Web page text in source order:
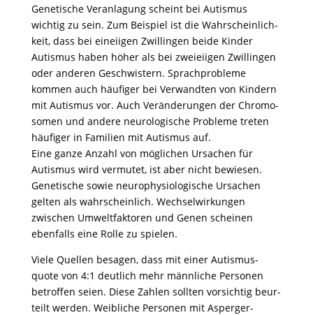
Gene­ti­sche Veran­la­gung scheint bei Autismus
wichtig zu sein. Zum Beispiel ist die Wahr­schein­lich­
keit, dass bei einei­igen Zwil­lingen beide Kinder
Autismus haben höher als bei zwei­ei­igen Zwil­lingen
oder anderen Geschwis­tern. Sprach­pro­bleme
kommen auch häufiger bei Verwandten von Kindern
mit Autismus vor. Auch Verän­de­rungen der Chro­mo­
somen und andere neuro­lo­gi­sche Probleme treten
häufiger in Fami­lien mit Autismus auf.
Eine ganze Anzahl von mögli­chen Ursa­chen für
Autismus wird vermutet, ist aber nicht bewiesen.
Gene­ti­sche sowie neuro­phy­sio­lo­gi­sche Ursa­chen
gelten als wahr­schein­lich. Wech­sel­wir­kungen
zwischen Umwelt­fak­toren und Genen scheinen
eben­falls eine Rolle zu spielen.
Viele Quellen besagen, dass mit einer Autis­mus­
quote von 4:1 deut­lich mehr männ­liche Personen
betroffen seien. Diese Zahlen sollten vorsichtig beur­
teilt werden. Weib­liche Personen mit Asperger-